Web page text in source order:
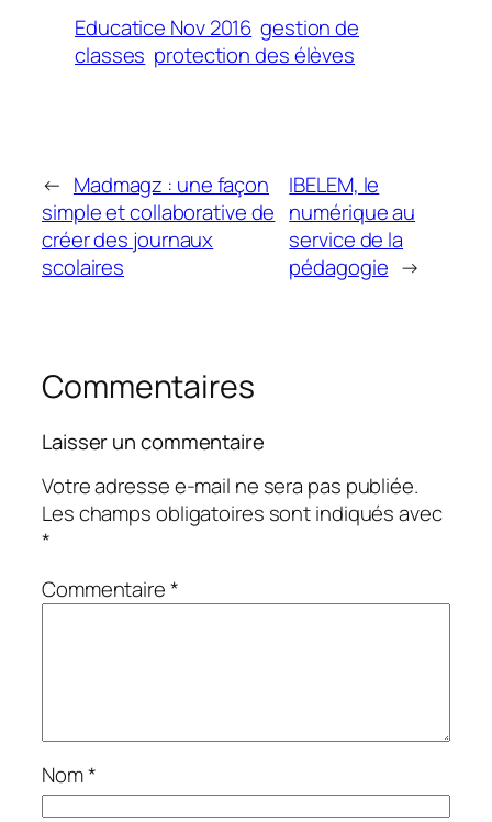
Educatice Nov 2016 gestion de
classes protection des élèves
← Madmagz : une façon
simple et collaborative de
créer des journaux
scolaires
IBELEM, le
numérique au
service de la
pédagogie →
Commentaires
Laisser un commentaire
Votre adresse e-mail ne sera pas publiée.
Les champs obligatoires sont indiqués avec
*
Commentaire*
Nom*